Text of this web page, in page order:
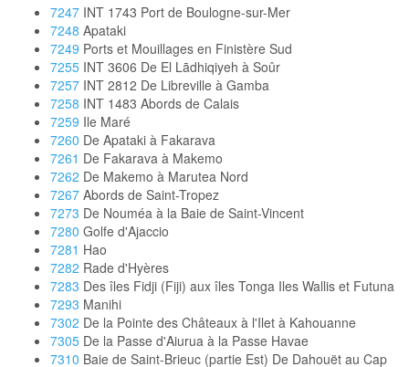
7247 INT 1743 Port de Boulogne-sur-Mer
7248 Apataki
7249 Ports et Mouillages en Finistère Sud
7255 INT 3606 De El Lādhiqiyeh à Soûr
7257 INT 2812 De Libreville à Gamba
7258 INT 1483 Abords de Calais
7259 Ile Maré
7260 De Apataki à Fakarava
7261 De Fakarava à Makemo
7262 De Makemo à Marutea Nord
7267 Abords de Saint-Tropez
7273 De Nouméa à la Baie de Saint-Vincent
7280 Golfe d'Ajaccio
7281 Hao
7282 Rade d'Hyères
7283 Des îles Fidji (Fiji) aux îles Tonga Iles Wallis et Futuna
7293 Manihi
7302 De la Pointe des Châteaux à l'Ilet à Kahouanne
7305 De la Passe d'Aiurua à la Passe Havae
7310 Baie de Saint-Brieuc (partie Est) De Dahouët au Cap